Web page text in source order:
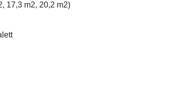
17,3 m2, 20,2 m2)